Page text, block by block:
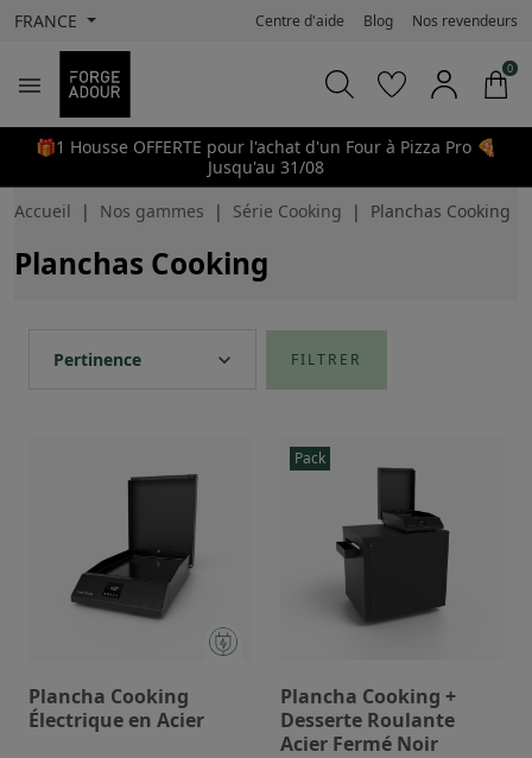
FRANCE Centre d'aide Blog Nos revendeurs

0
🎁1 Housse OFFERTE pour l'achat d'un Four à Pizza Pro 🍕
Jusqu'au 31/08
Accueil
Nos gammes Série Cooking Planchas Cooking
Planchas Cooking
Pertinence expand_more FILTRER
Plancha Cooking
Électrique en Acier
Pack
Plancha Cooking +
Desserte Roulante
Acier Fermé Noir